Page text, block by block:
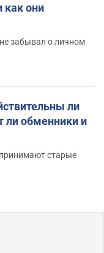
как они
забывал о личном
ли
ли обменники и
старые